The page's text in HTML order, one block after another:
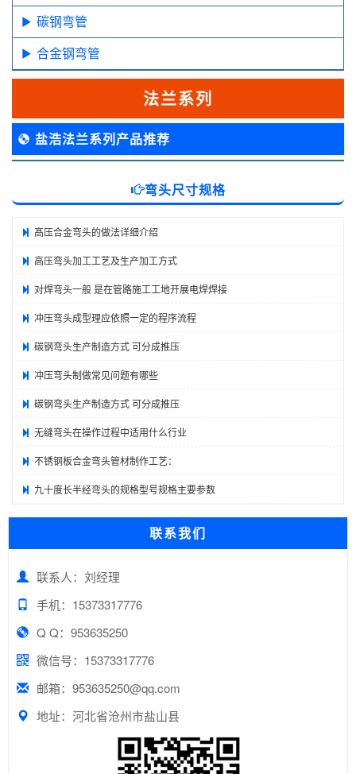
碳钢弯管
合金钢弯管
法兰系列
盐浩法兰系列产品推荐
弯头尺寸规格
髙压合金弯头的做法详细介绍
高压弯头加工工艺及生产加工方式
对焊弯头一般 是在管路施工工地开展电焊焊接
冲压弯头成型理应依照一定的程序流程
碳钢弯头生产制造方式 可分成推压
冲压弯头制做常见问题有哪些
碳钢弯头生产制造方式 可分成推压
无缝弯头在操作过程中适用什么行业
不锈钢板合金弯头管材制作工艺：
九十度长半经弯头的规格型号规格主要参数
联系我们
联系人：刘经理
手机：15373317776
Q Q：953635250
微信号：15373317776
邮箱：953635250@qq.com
地址：河北省沧州市盐山县